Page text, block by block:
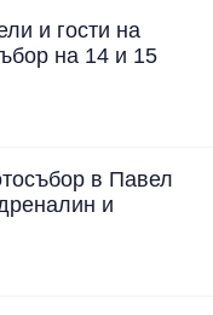
и гости на
на 14 и 15
в Павел
и